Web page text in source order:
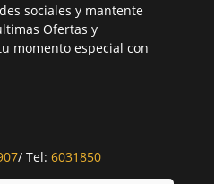
sociales y mantente
Ofertas y
momento especial con
/ Tel: 6031850